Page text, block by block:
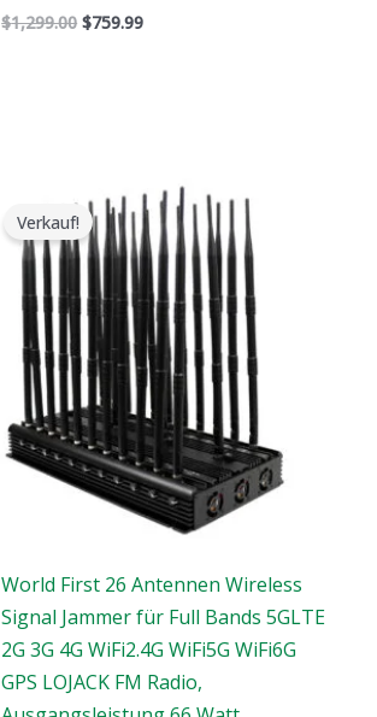
$1,299.00 $759.99
Verkauf!
World First 26 Antennen Wireless
Signal Jammer für Full Bands 5GLTE
2G 3G 4G WiFi2.4G WiFi5G WiFi6G
GPS LOJACK FM Radio,
ursprüngliche
Preis
war:
$2,399.00.
Der
aktuelle
Preis
ist:
$1,699.00.